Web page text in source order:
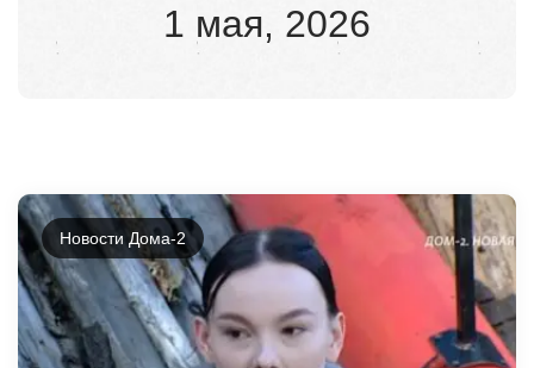
1 мая, 2026
Новости Дома-2